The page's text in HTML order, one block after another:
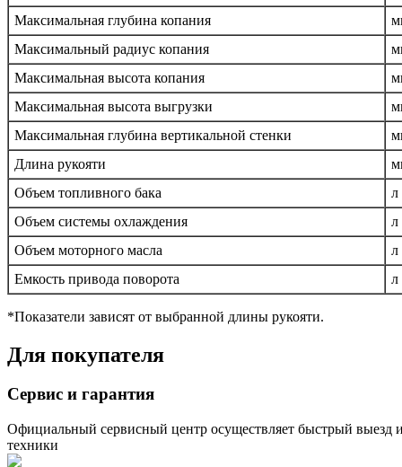
Максимальная глубина копания
Максимальный радиус копания
Максимальная высота копания
Максимальная высота выгрузки
Максимальная глубина вертикальной стенки
Длина рукояти
Объем топливного бака
л
Объем системы охлаждения
л
Объем моторного масла
л
Емкость привода поворота
л
*Показатели зависят от выбранной длины рукояти.
Для покупателя
Сервис и гарантия
Официальный сервисный центр осуществляет быстрый выезд
техники